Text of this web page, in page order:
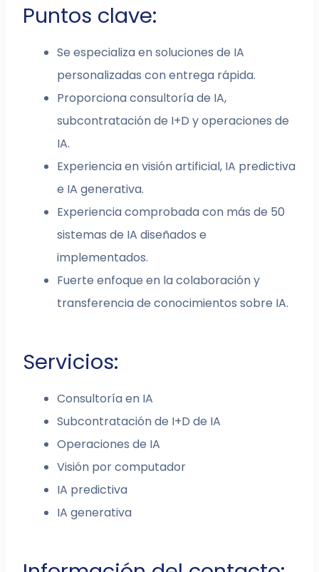
Puntos clave:
Se especializa en soluciones de IA
personalizadas con entrega rápida.
Proporciona consultoría de IA,
subcontratación de I+D y operaciones de
IA.
Experiencia en visión artificial, IA predictiva
e IA generativa.
Experiencia comprobada con más de 50
sistemas de IA diseñados e
implementados.
Fuerte enfoque en la colaboración y
transferencia de conocimientos sobre IA.
Servicios:
Consultoría en IA
Subcontratación de I+D de IA
Operaciones de IA
Visión por computador
IA predictiva
IA generativa